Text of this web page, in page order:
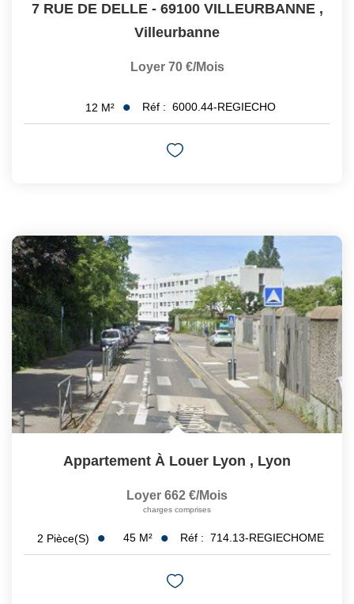
7 RUE DE DELLE - 69100 VILLEURBANNE ,
Villeurbanne
Loyer 70 €/mois
12 M² Réf : 6000.44-REGIECHO
Appartement À Louer Lyon , Lyon
Loyer 662 €/mois
charges comprises
2 Pièce(s) 45 M² Réf : 714.13-REGIECHOME